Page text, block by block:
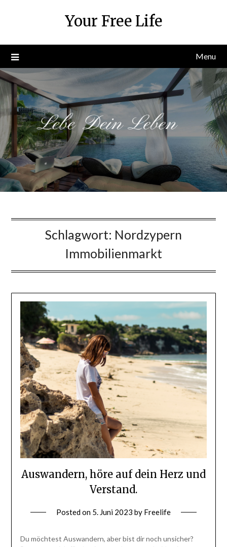
Your Free Life
Menu
Schlagwort: Nordzypern
Immobilienmarkt
Auswandern, höre auf dein Herz und
Verstand.
Posted on 5. Juni 2023 by Freelife
Du möchtest Auswandern, aber bist dir noch unsicher?